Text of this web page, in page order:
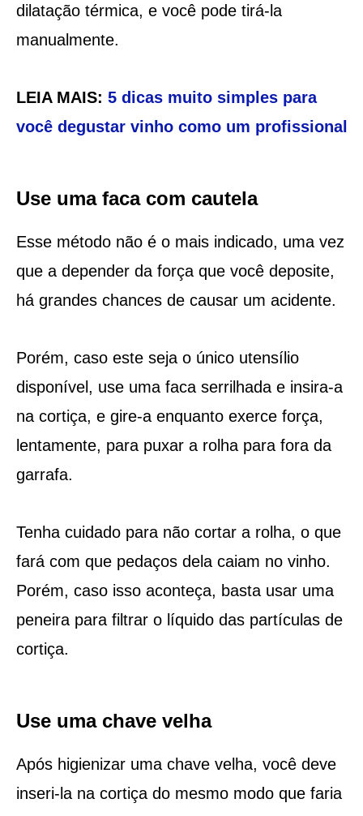
dilatação térmica, e você pode tirá-la
manualmente.
LEIA MAIS: 5 dicas muito simples para
você degustar vinho como um profissional
Use uma faca com cautela
Esse método não é o mais indicado, uma vez
que a depender da força que você deposite,
há grandes chances de causar um acidente.
Porém, caso este seja o único utensílio
disponível, use uma faca serrilhada e insira-a
na cortiça, e gire-a enquanto exerce força,
lentamente, para puxar a rolha para fora da
garrafa.
Tenha cuidado para não cortar a rolha, o que
fará com que pedaços dela caiam no vinho.
Porém, caso isso aconteça, basta usar uma
peneira para filtrar o líquido das partículas de
cortiça.
Use uma chave velha
Após higienizar uma chave velha, você deve
inseri-la na cortiça do mesmo modo que faria